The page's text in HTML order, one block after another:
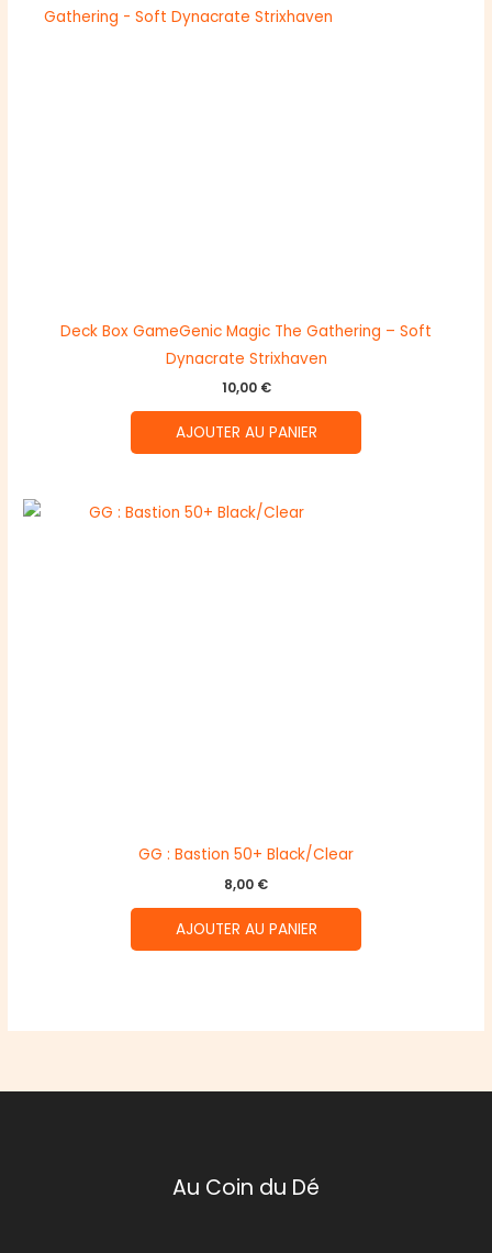
Deck Box GameGenic Magic The Gathering – Soft
Dynacrate Strixhaven
10,00 €
AJOUTER AU PANIER
GG : Bastion 50+ Black/Clear
8,00 €
AJOUTER AU PANIER
Au Coin du Dé